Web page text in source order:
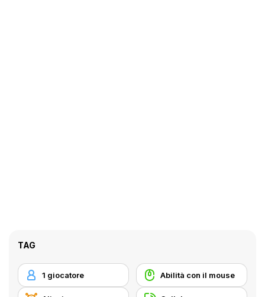
TAG
1 giocatore Abilità con il mouse